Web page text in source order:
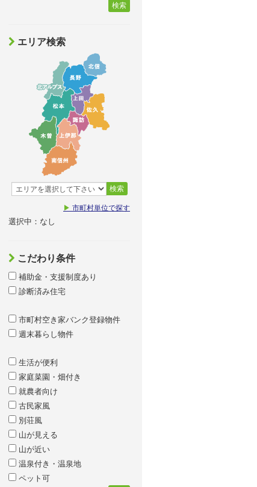
検索
エリア検索
検索
▶ 市町村単位で探す
選択中：なし
こだわり条件
補助金・支援制度あり
診断済み住宅
市町村空き家バンク登録物件
週末暮らし物件
生活が便利
家庭菜園・畑付き
就農者向け
古民家風
別荘風
山が見える
山が近い
温泉付き・温泉地
ペット可